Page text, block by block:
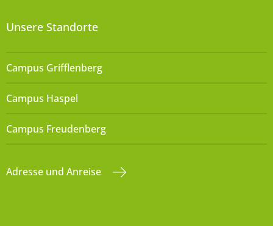
Unsere Standorte
Campus Grifflenberg
Campus Haspel
Campus Freudenberg
Adresse und Anreise